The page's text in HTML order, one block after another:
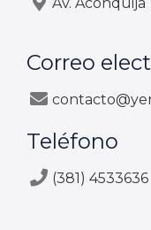
Correo
Teléfono
(381) 4533636